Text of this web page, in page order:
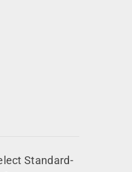
Standard-